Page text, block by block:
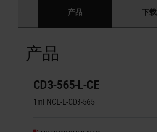
产品 下载
产品
CD3-565-L-CE
1ml NCL-L-CD3-565